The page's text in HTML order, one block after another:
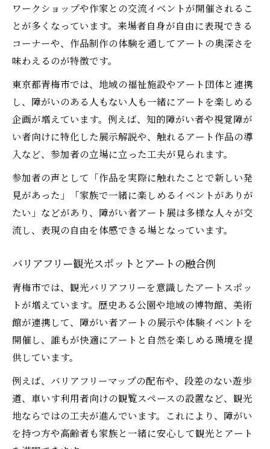
ワークショップや作家との交流イベントが開催されるこ
とが多くなっています。来場者自身が自由に表現できる
コーナーや、作品制作の体験を通してアートの奥深さを
味わえるのが特徴です。
東京都青梅市では、地域の福祉施設やアート団体と連携
し、障がいのある人もない人も一緒にアートを楽しめる
企画が増えています。例えば、知的障がい者や視覚障が
い者向けに特化した展示解説や、触れるアート作品の導
入など、参加者の立場に立った工夫が見られます。
参加者の声として「作品を実際に触れたことで新しい発
見があった」「家族で一緒に楽しめるイベントがありが
たい」などがあり、障がい者アート展は多様な人々が交
流し、表現の自由を体感できる場となっています。
バリアフリー観光スポットとアートの融合例
青梅市では、観光バリアフリーを意識したアートスポッ
トが増えています。歴史ある公園や地域の博物館、美術
館が連携して、障がい者アートの展示や体験イベントを
開催し、誰もが快適にアートと自然を楽しめる環境を提
供しています。
例えば、バリアフリーマップの配布や、段差のない遊歩
道、車いす利用者向けの観覧スペースの設置など、観光
地ならではの工夫が進んでいます。これにより、障がい
を持つ方や高齢者も家族と一緒に安心して観光とアート